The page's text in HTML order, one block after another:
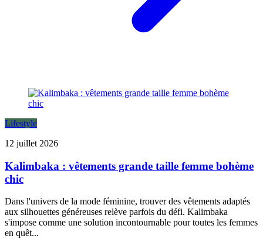
Lifestyle
12 juillet 2026
Kalimbaka : vêtements grande taille femme bohème
chic
Dans l'univers de la mode féminine, trouver des vêtements adaptés
aux silhouettes généreuses relève parfois du défi. Kalimbaka
s'impose comme une solution incontournable pour toutes les femmes
en quêt...